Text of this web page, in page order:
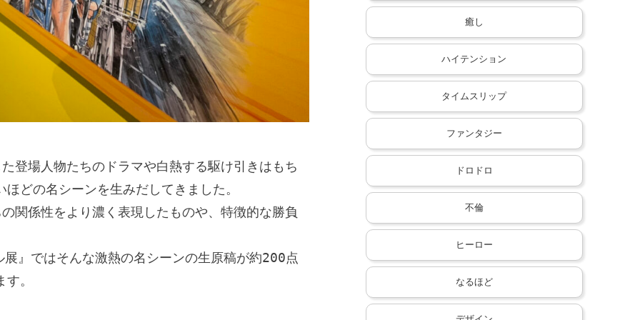
どの名シーンを生みだしてきました。
。
癒し
ハイテンション
タイムスリップ
ファンタジー
ドロドロ
不倫
ヒーロー
なるほど